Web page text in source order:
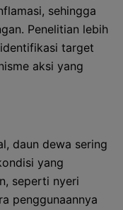
sehingga
Penelitian lebih
target
aksi yang
daun dewa sering
yang
seperti nyeri
penggunaannya